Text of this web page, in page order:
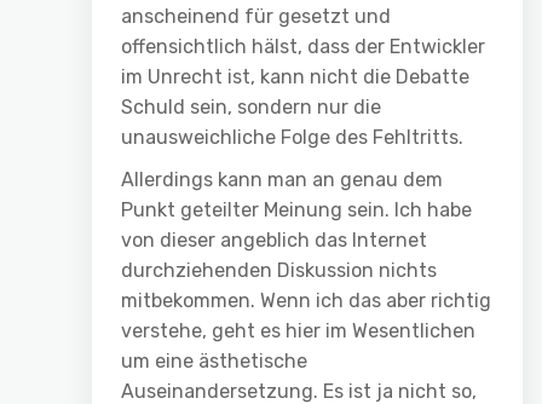
anscheinend für gesetzt und
offensichtlich hälst, dass der Entwickler
im Unrecht ist, kann nicht die Debatte
Schuld sein, sondern nur die
unausweichliche Folge des Fehltritts.
Allerdings kann man an genau dem
Punkt geteilter Meinung sein. Ich habe
von dieser angeblich das Internet
durchziehenden Diskussion nichts
mitbekommen. Wenn ich das aber richtig
verstehe, geht es hier im Wesentlichen
um eine ästhetische
Auseinandersetzung. Es ist ja nicht so,